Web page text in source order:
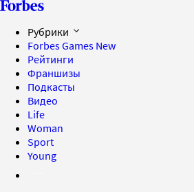
Рубрики
Forbes Games New
Рейтинги
Франшизы
Подкасты
Видео
Life
Woman
Sport
Young